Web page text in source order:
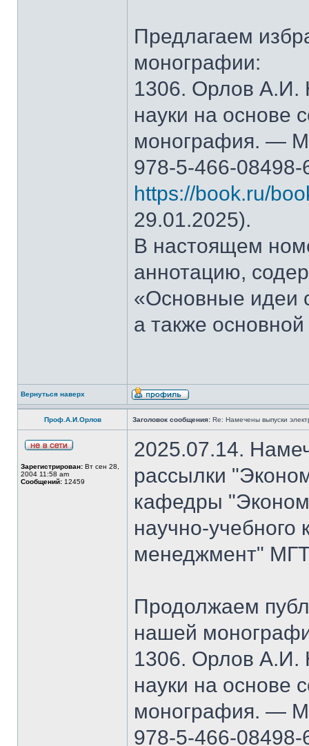
Предлагаем
монографии:
1306. Орлов А.И.
науки на основе
монография. —
978-5-466-
https://book.ru/
29.01.2025).
В настоящем
аннотацию,
«Основные идеи
а также
Вернуться наверх
Проф.А.И.Орлов Заголовок сообщения: Re: Намечены выпуски
Зарегистрирован: Вт сен 28,
2004 11:58 am
Сообщений: 12459
2025.07.14.
рассылки
кафедры
научно-
менеджмент"
Продолжаем
нашей
1306. Орлов А.И.
науки на основе
монография. —
978-5-466-